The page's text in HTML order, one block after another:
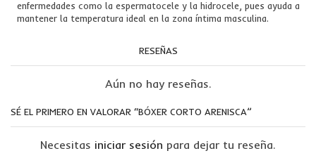
enfermedades como la espermatocele y la hidrocele, pues ayuda a
mantener la temperatura ideal en la zona íntima masculina.
RESEÑAS
Aún no hay reseñas.
SÉ EL PRIMERO EN VALORAR “BÓXER CORTO ARENISCA”
Necesitas iniciar sesión para dejar tu reseña.